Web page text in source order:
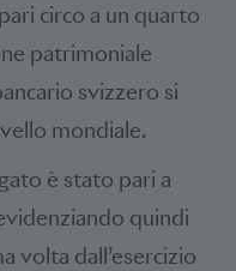
circo a un quarto
patrimoniale
svizzero si
mondiale.
è stato pari a
quindi
volta dall’esercizio